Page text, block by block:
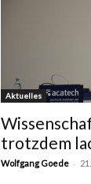
Aktuelles
trotzdem
Wolfgang Goede -